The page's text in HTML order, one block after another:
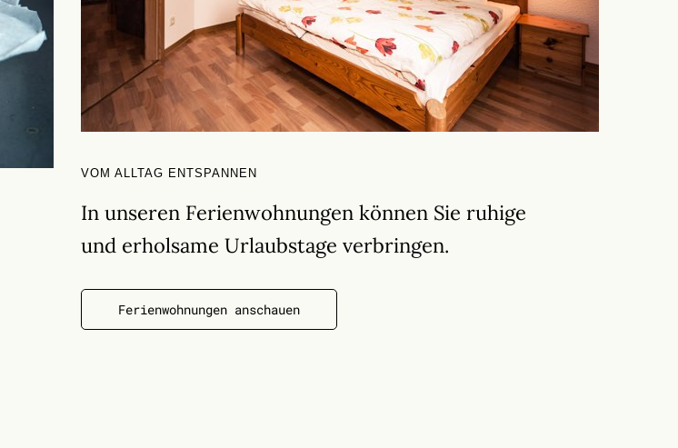
VOM ALLTAG ENTSPANNEN
In unseren Ferienwohnungen können Sie ruhige
und erholsame Urlaubstage verbringen.
Ferienwohnungen anschauen